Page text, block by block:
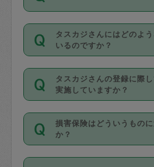
なお、タスカジさんの交
金のご請求と合わせてお
動計算で表示されます。
（例：毎週定期の場合
ンセルが有償（1200円
は２回以上のキャンセル
・ＡＭ ９時～１２時
・ＰＭ １３時～１６時
・夜 １８時～２１時
開始時間を２時間前後変
能です。依頼送信後、
んにメッセージを送り調
い。ただし、２時間を越
掃除、整理収納、洗濯
作り置きです。タスカジ
きる仕事の範囲が異な
する前にタスカジさんの
確認してください。
基本的に、高所での作
外での作業は対象外です
タスカジさんにはどのよ
いるのですか？
主婦として長年の家事
方、栄養士・調理師とい
育園や学校の給食やレ
係の専門職に従事されて
すでにハウスキーパーや
てお仕事をしているフ
タスカジさんの登録に際
実施していますか？
応募の際に、各自事務
を行っています。その後
写真提出をしていただ
損害保険はどういうもの
か？
依頼者とタスカジさん